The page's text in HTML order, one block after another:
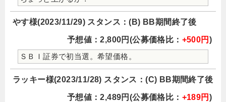
やす様(2023/11/29) スタンス：(B) BB期間終了後
予想値：2,800円(公募価格比： +500円 )
ＳＢＩ証券で初当選。希望価格。
ラッキー様(2023/11/28) スタンス：(C) BB期間終了後
予想値：2,489円(公募価格比： +189円 )